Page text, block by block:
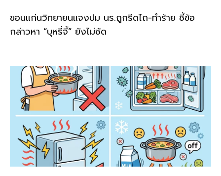
ขอนแก่นวิทยายนแจงปม นร.ถูกรีดไถ-ทำร้าย ชี้ข้อ
กล่าวหา “บุหรี่จี้” ยังไม่ชัด